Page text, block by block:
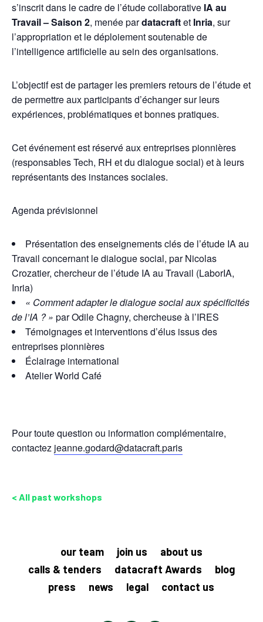
s’inscrit dans le cadre de l’étude collaborative IA au
Travail – Saison 2, menée pardatacraftet Inria, sur
l’appropriation et le déploiement soutenable de
l’intelligence artificielle au sein des organisations.
L’objectif est de partager les premiers retours de l’étude et
de permettre aux participants d’échanger sur leurs
expériences, problématiques et bonnes pratiques.
Cet événement est réservé aux entreprises pionnières
(responsables Tech, RH et du dialogue social) et à leurs
représentants des instances sociales.
Agenda prévisionnel
Présentation des enseignements clés de l’étude IA au
Travail concernant le dialogue social, par Nicolas
Crozatier, chercheur de l’étude IA au Travail (LaborIA,
Inria)
« Comment adapter le dialogue social aux spécificités
de l’IA ? » par Odile Chagny, chercheuse à l’IRES
Témoignages et interventions d’élus issus des
entreprises pionnières
Éclairage international
Atelier World Café
Pour toute question ou information complémentaire,
contactez jeanne.godard@datacraft.paris
< All past workshops
our team join us
about us
calls & tenders
datacraft Awards
blog
press
news legal contact us